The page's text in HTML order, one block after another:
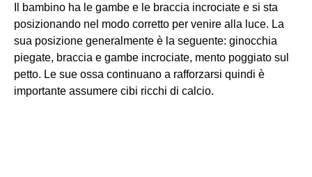
Il bambino ha le gambe e le braccia incrociate e si sta
posizionando nel modo corretto per venire alla luce. La
sua posizione generalmente è la seguente: ginocchia
piegate, braccia e gambe incrociate, mento poggiato sul
petto. Le sue ossa continuano a rafforzarsi quindi è
importante assumere cibi ricchi di calcio.